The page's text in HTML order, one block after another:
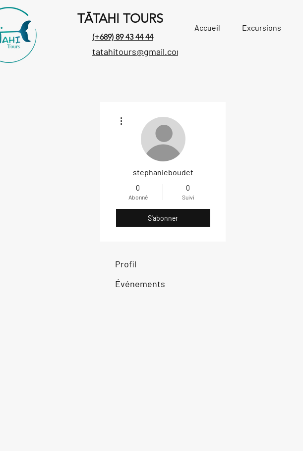
TĀTAHI TOURS
(+689) 89 43 44 44
tatahitours@gmail.com
Accueil Excursions
stephanieboudet
0
Abonné
0
Suivi
S'abonner
Profil
Événements